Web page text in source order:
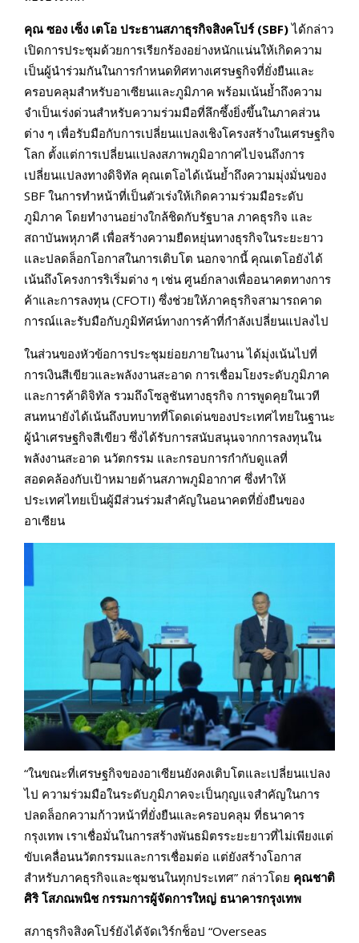
คุณ ซอง เซ็ง เตโอ ประธานสภาธุรกิจสิงคโปร์ (SBF)ได้กล่าว
เปิดการประชุมด้วยการเรียกร้องอย่างหนักแน่นให้เกิดความ
เป็นผู้นำร่วมกันในการกำหนดทิศทางเศรษฐกิจที่ยั่งยืนและ
ครอบคลุมสำหรับอาเซียนและภูมิภาค พร้อมเน้นย้ำถึงความ
จำเป็นเร่งด่วนสำหรับความร่วมมือที่ลึกซึ้งยิ่งขึ้นในภาคส่วน
ต่าง ๆ เพื่อรับมือกับการเปลี่ยนแปลงเชิงโครงสร้างในเศรษฐกิจ
โลก ตั้งแต่การเปลี่ยนแปลงสภาพภูมิอากาศไปจนถึงการ
เปลี่ยนแปลงทางดิจิทัล คุณเตโอได้เน้นย้ำถึงความมุ่งมั่นของ
SBF ในการทำหน้าที่เป็นตัวเร่งให้เกิดความร่วมมือระดับ
ภูมิภาค โดยทำงานอย่างใกล้ชิดกับรัฐบาล ภาคธุรกิจ และ
สถาบันพหุภาคี เพื่อสร้างความยืดหยุ่นทางธุรกิจในระยะยาว
และปลดล็อกโอกาสในการเติบโต นอกจากนี้ คุณเตโอยังได้
เน้นถึงโครงการริเริ่มต่าง ๆ เช่น ศูนย์กลางเพื่ออนาคตทางการ
ค้าและการลงทุน (CFOTI) ซึ่งช่วยให้ภาคธุรกิจสามารถคาด
การณ์และรับมือกับภูมิทัศน์ทางการค้าที่กำลังเปลี่ยนแปลงไป
ในส่วนของหัวข้อการประชุมย่อยภายในงาน ได้มุ่งเน้นไปที่
การเงินสีเขียวและพลังงานสะอาด การเชื่อมโยงระดับภูมิภาค
และการค้าดิจิทัล รวมถึงโซลูชันทางธุรกิจ การพูดคุยในเวที
สนทนายังได้เน้นถึงบทบาทที่โดดเด่นของประเทศไทยในฐานะ
ผู้นำเศรษฐกิจสีเขียว ซึ่งได้รับการสนับสนุนจากการลงทุนใน
พลังงานสะอาด นวัตกรรม และกรอบการกำกับดูแลที่
สอดคล้องกับเป้าหมายด้านสภาพภูมิอากาศ ซึ่งทำให้
ประเทศไทยเป็นผู้มีส่วนร่วมสำคัญในอนาคตที่ยั่งยืนของ
อาเซียน
“ในขณะที่เศรษฐกิจของอาเซียนยังคงเติบโตและเปลี่ยนแปลง
ไป ความร่วมมือในระดับภูมิภาคจะเป็นกุญแจสำคัญในการ
ปลดล็อกความก้าวหน้าที่ยั่งยืนและครอบคลุม ที่ธนาคาร
กรุงเทพ เราเชื่อมั่นในการสร้างพันธมิตรระยะยาวที่ไม่เพียงแต่
ขับเคลื่อนนวัตกรรมและการเชื่อมต่อ แต่ยังสร้างโอกาส
สำหรับภาคธุรกิจและชุมชนในทุกประเทศ” กล่าวโดย คุณชาติ
ศิริ โสภณพนิช กรรมการผู้จัดการใหญ่ ธนาคารกรุงเทพ
สภาธุรกิจสิงคโปร์ยังได้จัดเวิร์กช็อป “Overseas